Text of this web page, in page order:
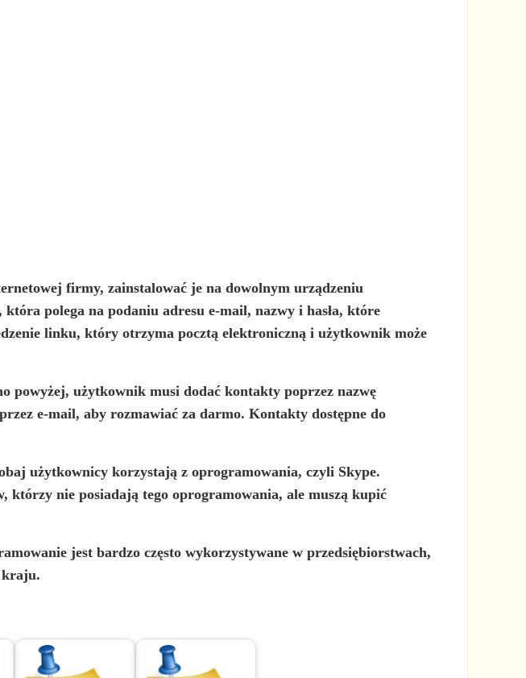
firmy, zainstalować je na dowolnym urządzeniu
polega na podaniu adresu e-mail, nazwy i hasła, które
linku, który otrzyma pocztą elektroniczną i użytkownik może
powyżej, użytkownik musi dodać kontakty poprzez nazwę
e-mail, aby rozmawiać za darmo. Kontakty dostępne do
użytkownicy korzystają z oprogramowania, czyli Skype.
którzy nie posiadają tego oprogramowania, ale muszą kupić
jest bardzo często wykorzystywane w przedsiębiorstwach,
kraju.